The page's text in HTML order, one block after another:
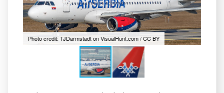
Photo credit: TJDarmstadt on VisualHunt.com / CC BY